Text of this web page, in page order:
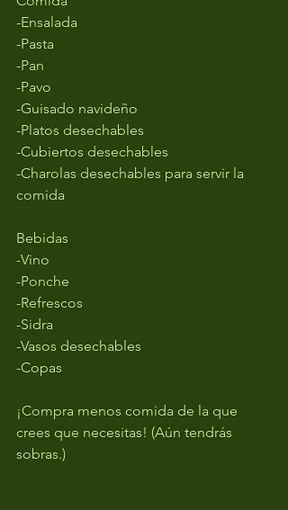
-Ensalada
-Pasta
-Pan
-Pavo
-Guisado navideño
-Platos desechables
-Cubiertos desechables
-Charolas desechables para servir la
comida
Bebidas
-Vino
-Ponche
-Refrescos
-Sidra
-Vasos desechables
-Copas
¡Compra menos comida de la que
crees que necesitas! (Aún tendrás
sobras.)